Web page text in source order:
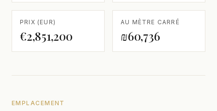
PRIX (EUR)
€2,851,200
AU MÈTRE CARRÉ
₪60,736
EMPLACEMENT